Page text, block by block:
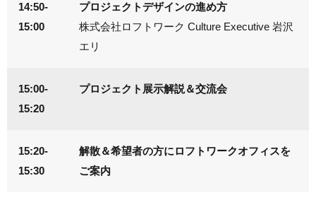
14:50-
15:00
プロジェクトデザインの進め方
株式会社ロフトワーク Culture Executive 岩沢
エリ
15:00-
15:20
プロジェクト展示解説＆交流会
15:20-
15:30
解散＆希望者の方にロフトワークオフィスを
ご案内